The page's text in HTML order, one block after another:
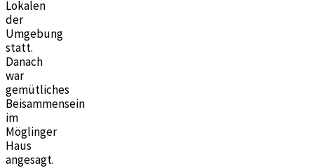
Lokalen
der
Umgebung
statt.
Danach
war
gemütliches
Beisammensein
im
Möglinger
Haus
angesagt.